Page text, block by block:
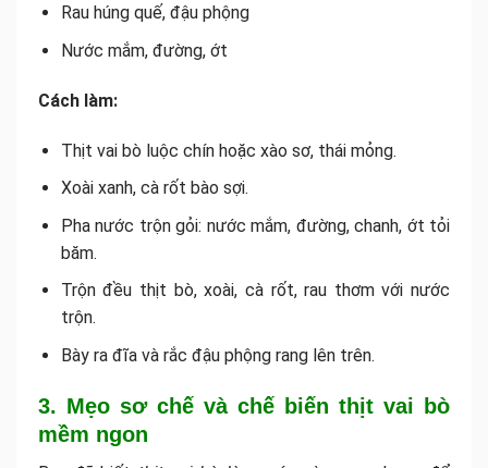
Rau húng quế, đậu phộng
Nước mắm, đường, ớt
Cách làm:
Thịt vai bò luộc chín hoặc xào sơ, thái mỏng.
Xoài xanh, cà rốt bào sợi.
Pha nước trộn gỏi: nước mắm, đường, chanh, ớt tỏi
băm.
Trộn đều thịt bò, xoài, cà rốt, rau thơm với nước
trộn.
Bày ra đĩa và rắc đậu phộng rang lên trên.
3. Mẹo sơ chế và chế biến thịt vai bò
mềm ngon